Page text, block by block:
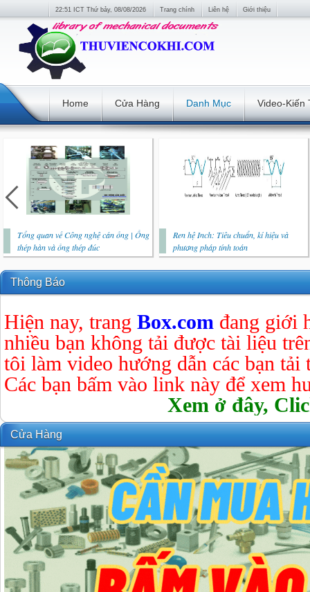
22:51 ICT Thứ bảy, 08/08/2026 Trang chính Liên hệ Giới thiệu
Home Cửa Hàng Danh Mục Video-Kiến
Tổng quan về Công nghệ cán ống | Ống
thép hàn và ống thép đúc
Ren hệ Inch: Tiêu chuẩn, kí hiệu và
phương pháp tính toán
Thông Báo
Hiện nay, trang Box.com đang giới
nhiều bạn không tải được tài liệu
tôi làm video hướng dẫn các bạn tải
Các bạn bấm vào link này để xem
Xem ở đây,
Cửa Hàng